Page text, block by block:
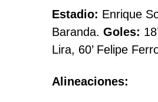
Estadio: Enrique
Baranda. Goles:
Lira, 60’ Felipe
Alineaciones: